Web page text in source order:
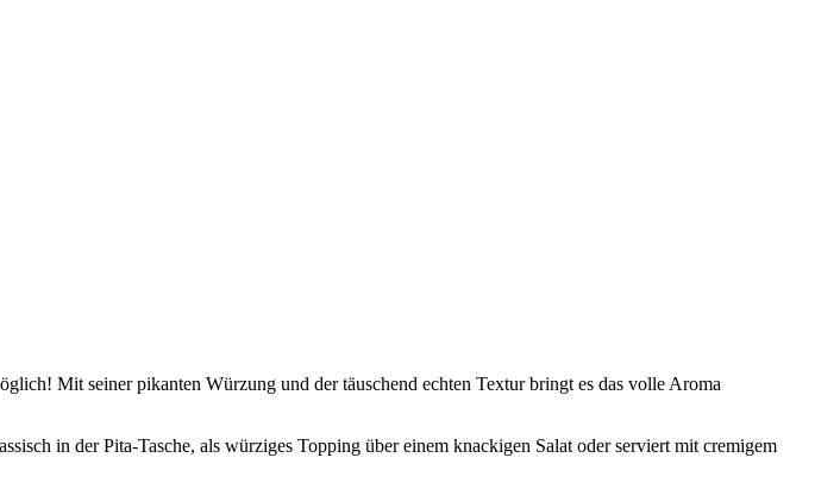
Mit seiner pikanten Würzung und der täuschend echten Textur bringt es das volle Aroma
in der Pita-Tasche, als würziges Topping über einem knackigen Salat oder serviert mit cremigem